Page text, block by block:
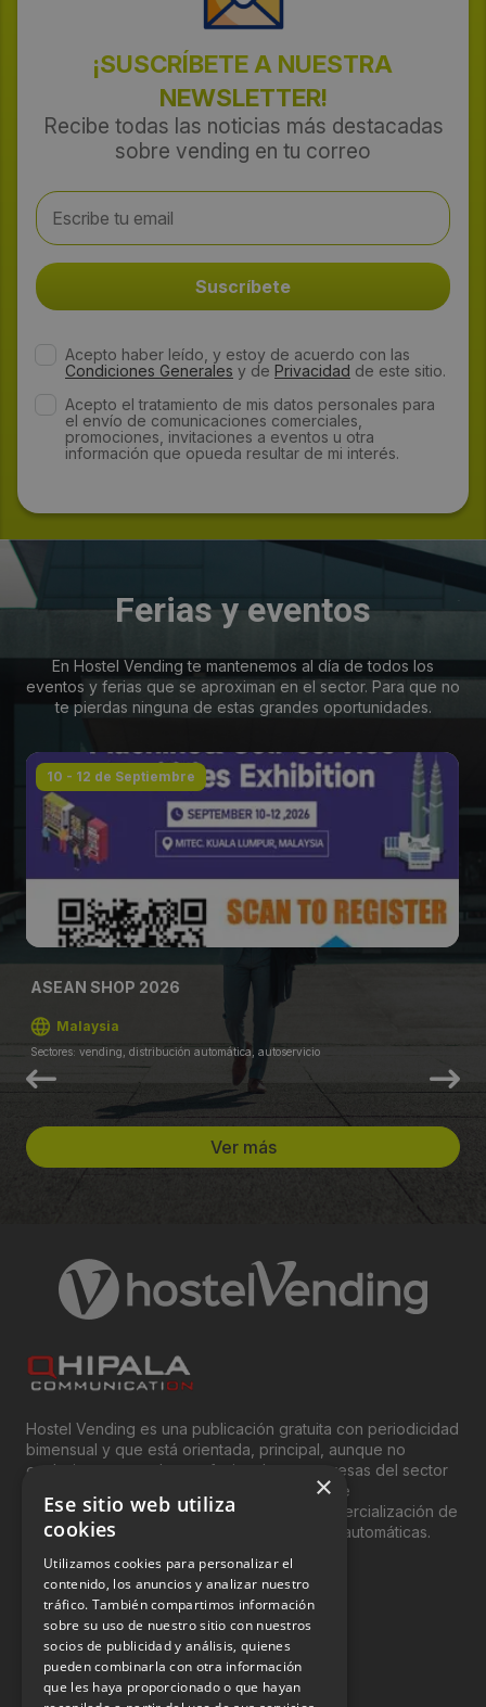
¡SUSCRÍBETE A NUESTRA
NEWSLETTER!
Recibe todas las noticias más destacadas
sobre vending en tu correo
Acepto haber leído, y estoy de acuerdo con las
Condiciones Generales y de Privacidad de este sitio.
Acepto el tratamiento de mis datos personales para
el envío de comunicaciones comerciales,
promociones, invitaciones a eventos u otra
información que opueda resultar de mi interés.
Ferias y eventos
En Hostel Vending te mantenemos al día de todos los
eventos y ferias que se aproximan en el sector. Para que no
te pierdas ninguna de estas grandes oportunidades.
10 - 12 de Septiembre
ASEAN SHOP 2026
Malaysia
Sectores: vending, distribución automática, autoservicio
Ver más
Hostel Vending es una publicación gratuita con periodicidad
bimensual y que está orientada, principal, aunque no
exclusivamente, a los profesionales y empresas del sector
del “Vending”; nombre con el que se conoce
genéricamente entre profesionales a la comercialización de
productos y servicios a través de máquinas automáticas.
INFORMACIÓN LEGAL
Aviso Legal
Política de Privacidad
×
Ese sitio web utiliza
cookies
Utilizamos cookies para personalizar el
contenido, los anuncios y analizar nuestro
tráfico. También compartimos información
sobre su uso de nuestro sitio con nuestros
socios de publicidad y análisis, quienes
pueden combinarla con otra información
que les haya proporcionado o que hayan